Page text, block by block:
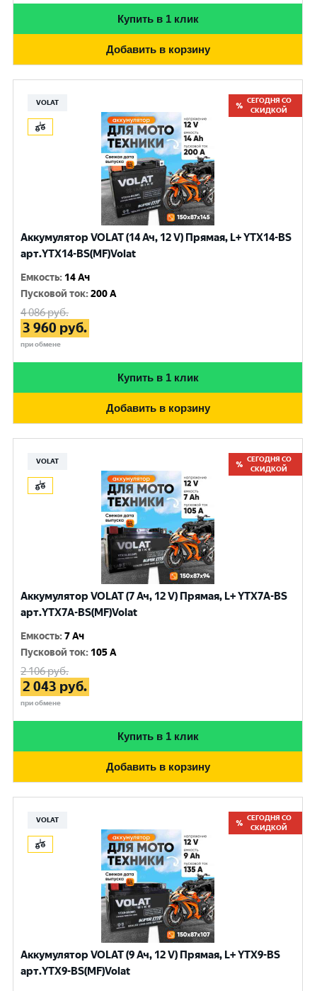
Купить в 1 клик
Добавить в корзину
VOLAT
СЕГОДНЯ СО
СКИДКОЙ
Аккумулятор VOLAT (14 Ач, 12 V) Прямая, L+ YTX14-BS
арт.YTX14-BS(MF)Volat
Емкость: 14 Ач
Пусковой ток:200 A
4 086руб.
3 960 руб.
при обмене
Купить в 1 клик
Добавить в корзину
VOLAT
СЕГОДНЯ СО
СКИДКОЙ
Аккумулятор VOLAT (7 Ач, 12 V) Прямая, L+ YTX7A-BS
арт.YTX7A-BS(MF)Volat
Емкость:7 Ач
Пусковой ток: 105 A
2 106руб.
2 043 руб.
при обмене
Купить в 1 клик
Добавить в корзину
VOLAT
СЕГОДНЯ СО
СКИДКОЙ
Аккумулятор VOLAT (9 Ач, 12 V) Прямая, L+ YTX9-BS
арт.YTX9-BS(MF)Volat